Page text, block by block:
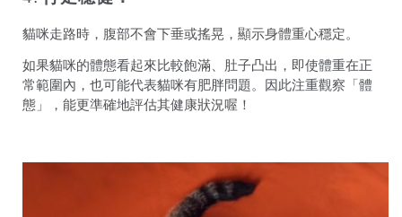
貓咪走路時，腹部不會下垂或搖晃，顯示身體重心穩定。
如果貓咪的體態看起來比較飽滿、肚子凸出，即使體重在正
常範圍內，也可能代表貓咪有肥胖問題。因此注重觀察「體
態」，能更準確地評估其健康狀況喔！